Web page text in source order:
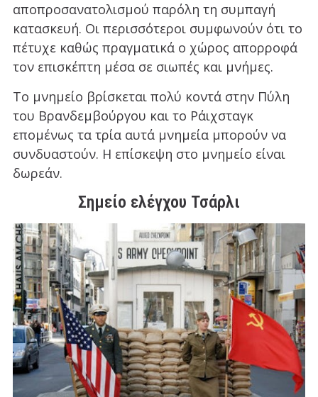
αποπροσανατολισμού παρόλη τη συμπαγή
κατασκευή. Οι περισσότεροι συμφωνούν ότι το
πέτυχε καθώς πραγματικά ο χώρος απορροφά
τον επισκέπτη μέσα σε σιωπές και μνήμες.
Το μνημείο βρίσκεται πολύ κοντά στην Πύλη
του Βρανδεμβούργου και το Ράιχσταγκ
επομένως τα τρία αυτά μνημεία μπορούν να
συνδυαστούν. Η επίσκεψη στο μνημείο είναι
δωρεάν.
Σημείο ελέγχου Τσάρλι